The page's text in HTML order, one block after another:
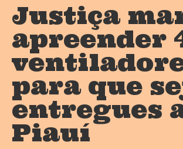
Justiça
apreender
para que
entregues
Piauí